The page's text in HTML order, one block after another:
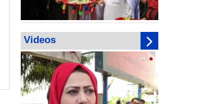
Videos